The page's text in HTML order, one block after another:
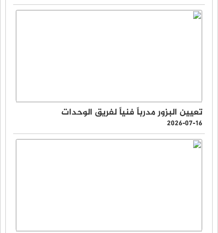
تعيين البزور مدرباً فنياً لفريق الوحدات
2026-07-16